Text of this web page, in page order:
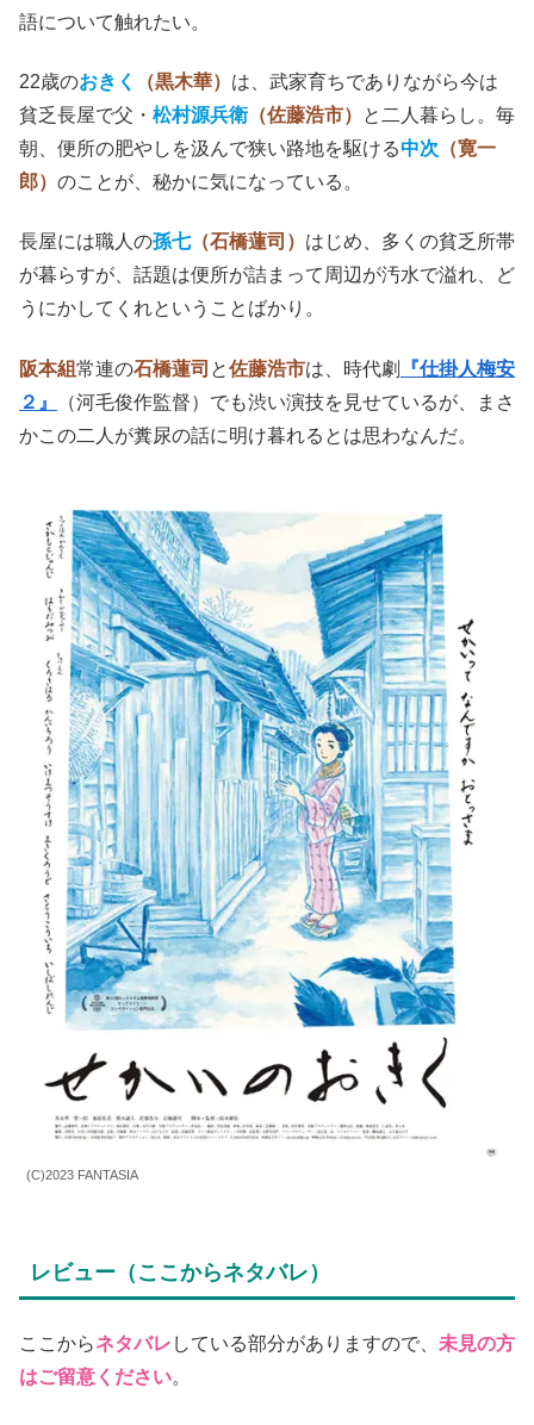
語について触れたい。
22歳のおきく （黒木華） は、武家育ちでありながら今は
貧乏長屋で父・ 松村源兵衛（佐藤浩市）
と二人暮らし。毎
朝、便所の肥やしを汲んで狭い路地を駆ける中次 （寛一
郎） のことが、秘かに気になっている。
長屋には職人の孫七（石橋蓮司） はじめ、多くの貧乏所帯
が暮らすが、話題は便所が詰まって周辺が汚水で溢れ、ど
うにかしてくれということばかり。
阪本組常連の石橋蓮司 と佐藤浩市は、時代劇
『仕掛人梅安
２』
（河毛俊作監督）でも渋い演技を見せているが、まさ
かこの二人が糞尿の話に明け暮れるとは思わなんだ。
(C)2023 FANTASIA
レビュー（ここからネタバレ）
ここからネタバレ している部分がありますので、 未見の方
はご留意ください。